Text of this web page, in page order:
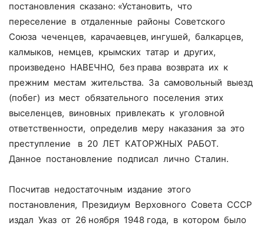
постановления сказано: «Установить, что
переселение в отдаленные районы Советского
Союза чеченцев, карачаевцев, ингушей, балкарцев,
калмыков, немцев, крымских татар и других,
произведено НАВЕЧНО, без права возврата их к
прежним местам жительства. За самовольный выезд
(побег) из мест обязательного поселения этих
выселенцев, виновных привлекать к уголовной
ответственности, определив меру наказания за это
преступление в 20 ЛЕТ КАТОРЖНЫХ РАБОТ.
Данное постановление подписал лично Сталин.
Посчитав недостаточным издание этого
постановления, Президиум Верховного Совета СССР
издал Указ от 26 ноября 1948 года, в котором было